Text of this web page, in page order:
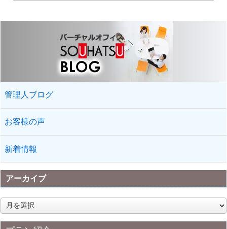
管理人ブログ
お客様の声
新着情報
アーカイブ
ア
ー
カ